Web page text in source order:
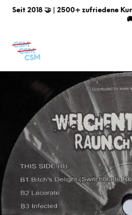
Seit 2018 🤝 | 2500+ zufriedene